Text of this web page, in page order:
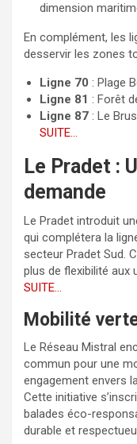
dimension
En complément, les
desservir les zones
Ligne 70 : Plage
Ligne 81 : Forêt
Ligne 87 : Le
SUITE…
Le Pradet :
demande
Le Pradet introduit
qui complétera la
secteur Pradet Sud.
plus de flexibilité aux
SUITE…
Mobilité
Le Réseau Mistral
commun pour une
engagement envers
Cette initiative
balades éco-
durable et